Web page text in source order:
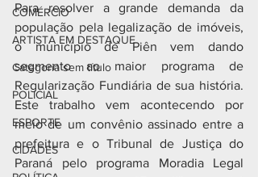
COMÉRCIO
ARTISTA EM DESTAQUE
Categoria sem título
POLICIAL
ESPORTE
CIDADES
Para resolver a grande demanda da
população pela legalização de imóveis,
o município de Piên vem dando
segmento ao maior programa de
Regularização Fundiária de sua história.
Este trabalho vem acontecendo por
meio de um convênio assinado entre a
prefeitura e o Tribunal de Justiça do
Paraná pelo programa Moradia Legal